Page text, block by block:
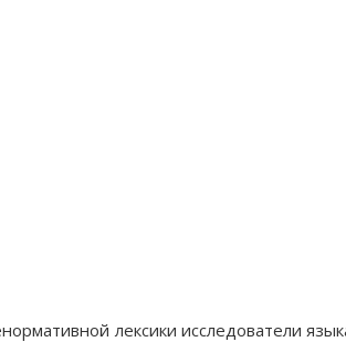
лексики исследователи